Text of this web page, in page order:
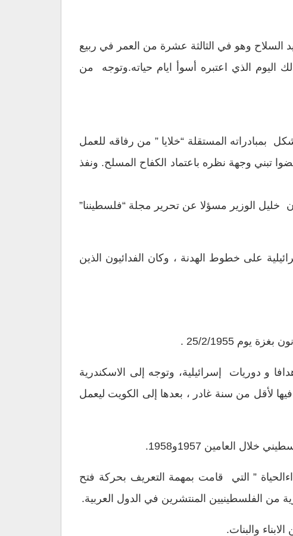
الرملة.هُجِرَمع عائلته تحت تهديد السلاح وهو في الثالثة عشرة من العمر في ربيع
اليوم الذي اعتبره أسوأ ايام حياته.وتوجه من
بمبادراته المستقلة “خلايا ” من رفاقه للعمل
تبني وجهة نظره باعتماد الكفاح المسلح. ونفذ
شاب ، فقد كان خليل الوزير مسؤلا عن تحرير مجلة “فلسطيننا”
العسكرية ضد الأهداف الإسرائيلية على خطوط الهدنة ، وكان الفدائيون الذين
25/2/1955 .
و دوريات إسرائيلية، وتوجه إلى الاسكندرية
في العام 1957 إلى السعودية وعمل مدرسا فيها لأقل من سنة غادر ، بعدها إلى الكويت ليعمل
العامين 1957و1958.
شهرية في تشرين الأول/نوفمبر 1959 هي”فلسطينناـ نداءالحياة ” التي قامت بمهمة التعريف بحركة فتح